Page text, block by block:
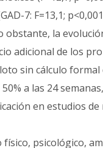
7: F=13,1;
obstante, la
adicional de los
sin cálculo
a las 24
en estudios de
psicológico,